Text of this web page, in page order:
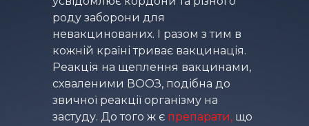
роду заборони для
невакцинованих. І разом з тим в
кожній країні триває вакцинація.
Реакція на щеплення вакцинами,
схваленими ВООЗ, подібна до
звичної реакції організму на
застуду. До того ж є препарати, що